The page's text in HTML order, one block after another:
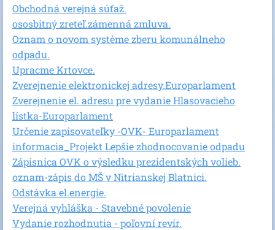
Obchodná verejná súťaž.
ososbitný zreteľ.zámenná zmluva.
Oznam o novom systéme zberu komunálneho
odpadu.
Upracme Krtovce.
Zverejnenie elektronickej adresy.Europarlament
Zverejnenie el. adresu pre vydanie Hlasovacieho
lístka-Europarlament
Určenie zapisovateľky -OVK- Europarlament
informacia_Projekt Lepšie zhodnocovanie odpadu
Zápisnica OVK o výsledku prezidentských volieb.
oznam-zápis do MŠ v Nitrianskej Blatnici.
Odstávka el.energie.
Verejná vyhláška - Stavebné povolenie
Vydanie rozhodnutia - poľovní revír.